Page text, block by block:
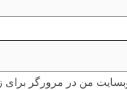
من در مرورگر